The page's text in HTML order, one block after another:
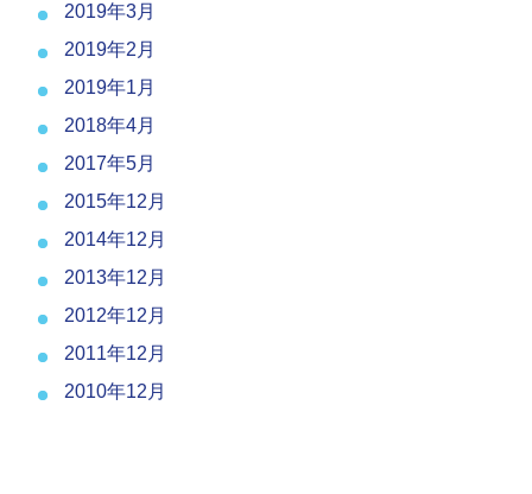
2019年3月
2019年2月
2019年1月
2018年4月
2017年5月
2015年12月
2014年12月
2013年12月
2012年12月
2011年12月
2010年12月